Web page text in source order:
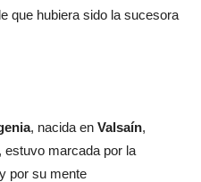
que hubiera sido la sucesora
, nacida en Valsaín,
estuvo marcada por la
por su mente